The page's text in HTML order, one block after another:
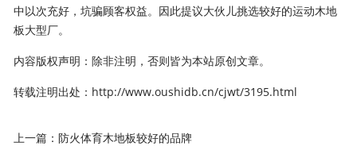
中以次充好，坑骗顾客权益。因此提议大伙儿挑选较好的运动木地
板大型厂。
内容版权声明：除非注明，否则皆为本站原创文章。
转载注明出处： http://www.oushidb.cn/cjwt/3195.html
上一篇：防火体育木地板较好的品牌